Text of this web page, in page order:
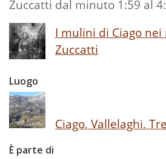
Zuccatti dal minuto 1:59 al
I mulini di Ciago
Zuccatti
Luogo
Ciago, Vallelaghi,
È parte di